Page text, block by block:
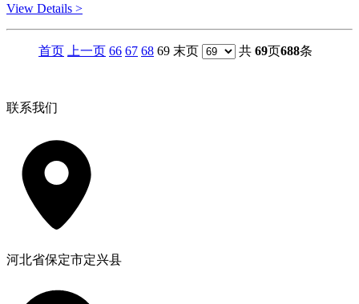
View Details >
首页 上一页 66 67 68 69 末页 共 69页688条
联系我们
河北省保定市定兴县